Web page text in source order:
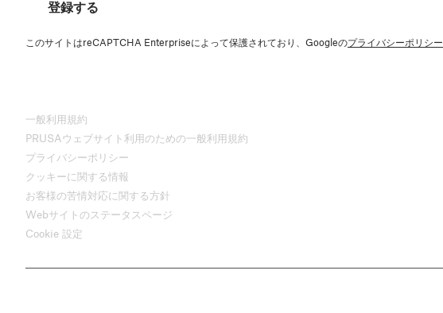
登録する
このサイトはreCAPTCHA Enterpriseによって保護されており、Googleのプライバシーポリシー
一般利用規約
PRUSAウェブサイト利用のための一般利用規約
プライバシーポリシー
クッキーに関する情報
お客様の苦情対応に関する方針
Webサイトのステータスページ
Cookie 設定